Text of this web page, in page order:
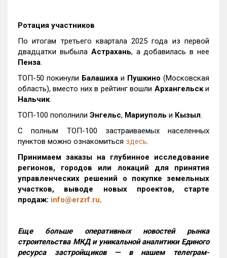
Ротация участников
По итогам третьего квартала 2025 года из первой
двадцатки выбыла Астрахань, а добавилась в нее
Пенза.
ТОП-50 покинули Балашиха и Пушкино (Московская
область), вместо них в рейтинг вошли Архангельски
Нальчик.
ТОП-100 пополнили Энгельс, Мариуполь и Кызыл.
С полным ТОП-100 застраиваемых населенных
пунктов можно ознакомиться здесь.
Принимаем заказы на глубинное исследование
регионов, городов или локаций для принятия
управленческих решений о покупке земельных
участков, выводе новых проектов, старте
продаж: info@erzrf.ru.
Еще больше оперативных новостей рынка
строительства МКД и уникальной аналитики Единого
ресурса застройщиков — в нашем телеграм-